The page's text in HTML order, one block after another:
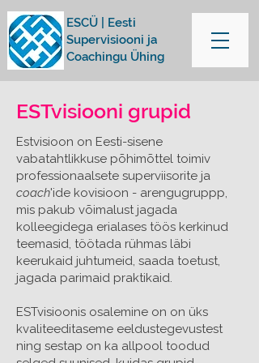
ESCÜ | Eesti
Supervisiooni ja
Coachingu Ühing
ESTvisiooni grupid
Estvisioon on Eesti-sisene
vabatahtlikkuse põhimõttel toimiv
professionaalsete superviisorite ja
coach'ide kovisioon - arengugruppp,
mis pakub võimalust jagada
kolleegidega erialases töös kerkinud
teemasid, töötada rühmas läbi
keerukaid juhtumeid, saada toetust,
jagada parimaid praktikaid.
ESTvisioonis osalemine on on üks
kvaliteeditaseme eeldustegevustest
ning sestap on ka allpool toodud